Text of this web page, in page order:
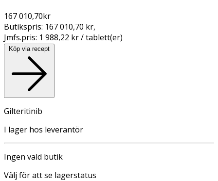
167 010,70kr
Butikspris: 167 010,70 kr,
Jmfs.pris: 1 988,22 kr / tablett(er)
Köp via recept
Gilteritinib
I lager hos leverantör
Ingen vald butik
Välj för att se lagerstatus